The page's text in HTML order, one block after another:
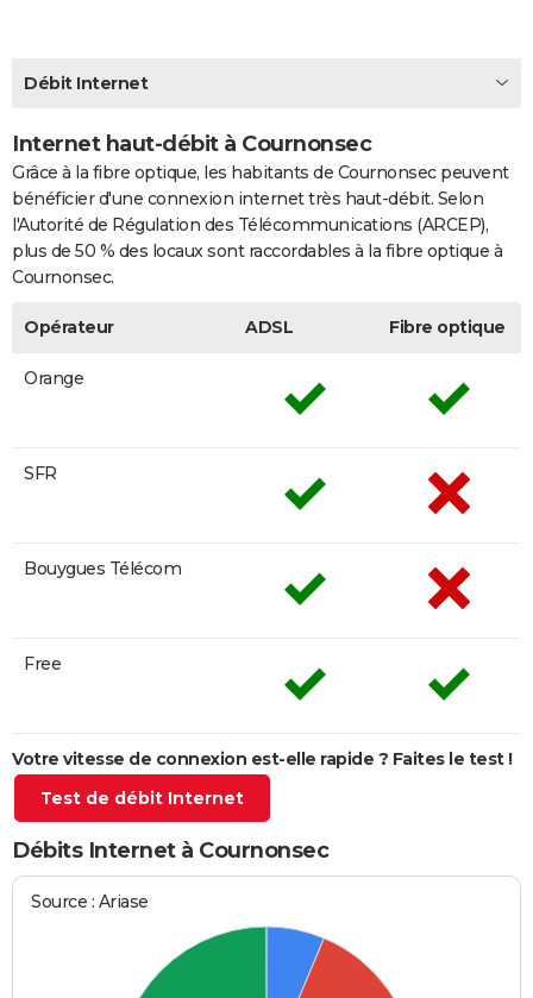
GUIDES D'ACHAT
CARTE DE VOEUX
Carte de Noël
Carte Bonne année
Carte Saint-Valentin
Carte Pâques
Carte d'anniversaire
DICTIONNAIRE
Biographies
Expressions
PROGRAMME TV
COPAINS D'AVANT
Débit Internet
Internet haut-débit à Cournonsec
Grâce à la fibre optique, les habitants de Cournonsec peuvent
bénéficier d'une connexion internet très haut-débit. Selon
l'Autorité de Régulation des Télécommunications (ARCEP),
plus de 50 % des locaux sont raccordables à la fibre optique à
Cournonsec.
Opérateur ADSL Fibre optique
Orange
SFR
Bouygues Télécom
Free
Votre vitesse de connexion est-elle rapide ? Faites le test !
Test de débit Internet
Débits Internet à Cournonsec
Source : Ariase